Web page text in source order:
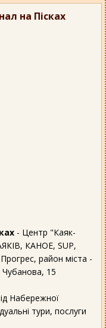
на Пісках
- Центр "Каяк-
КАНОЕ, SUP,
район міста -
Чубанова, 15
Набережної
тури, послуги